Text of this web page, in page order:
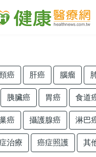
癌 肝癌 腦瘤
胰臟癌 胃癌 食道
癌 攝護腺癌 淋巴
治療 癌症照護 其